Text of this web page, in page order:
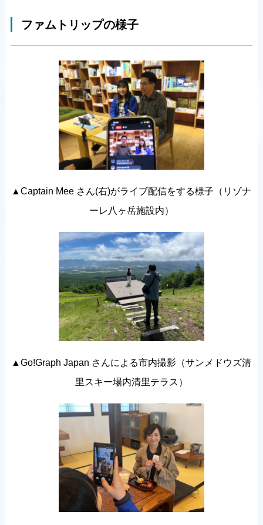
ファムトリップの様子
▲Captain Mee さん(右)がライブ配信をする様子（リゾナ
ーレ八ヶ岳施設内）
▲Go!Graph Japan さんによる市内撮影（サンメドウズ清
里スキー場内清里テラス）